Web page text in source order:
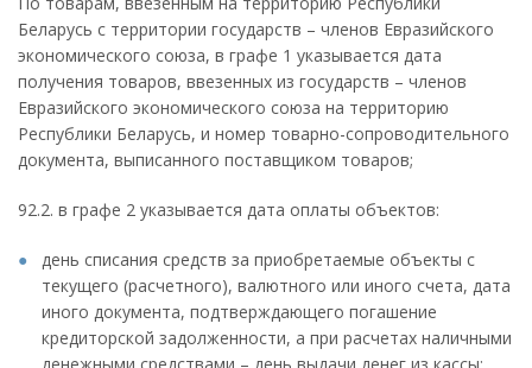
Беларусь с территории государств – членов Евразийского
экономического союза, в графе 1 указывается дата
получения товаров, ввезенных из государств – членов
Евразийского экономического союза на территорию
Республики Беларусь, и номер товарно-сопроводительного
документа, выписанного поставщиком товаров;
92.2. в графе 2 указывается дата оплаты объектов:
день списания средств за приобретаемые объекты с
текущего (расчетного), валютного или иного счета, дата
иного документа, подтверждающего погашение
кредиторской задолженности, а при расчетах наличными